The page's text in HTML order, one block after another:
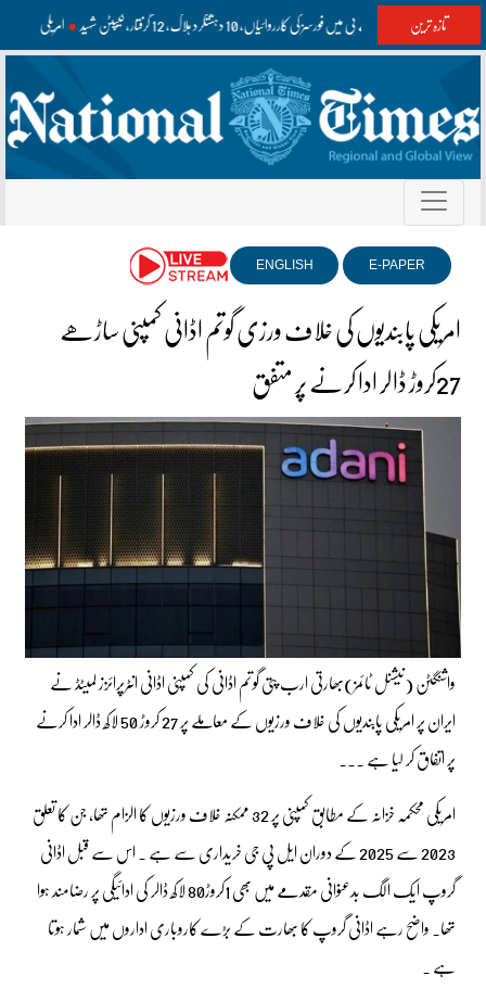
تازہ ترین بلوچستان اور کے پی میں فورسز کی کارروائیاں، 10 دہشتگرد ہلاک، 12 گرفتار، کیپٹن شہید امریکی
E-PAPER
ENGLISH
امریکی پابندیوں کی خلاف ورزی گوتم اڈانی کمپنی ساڑھے
27کروڑ ڈالر ادا کرنے پر متفق
واشنگٹن (نیشنل ٹائمز)بھارتی ارب پتی گوتم اڈانی کی کمپنی اڈانی انٹرپرائزز لمیٹڈ نے
ایران پر امریکی پابندیوں کی خلاف ورزیوں کے معاملے پر 27 کروڑ 50 لاکھ ڈالر ادا کرنے
پر اتفاق کر لیا ہے ۔۔۔
امریکی محکمہ خزانہ کے مطابق کمپنی پر 32 ممکنہ خلاف ورزیوں کا الزام تھا، جن کا تعلق
2023 سے 2025 کے دوران ایل پی جی خریداری سے ہے ۔ اس سے قبل اڈانی
گروپ ایک الگ بدعنوانی مقدمے میں بھی 1کروڑ80 لاکھ ڈالر کی ادائیگی پر رضامند ہوا
تھا۔ واضح رہے اڈانی گروپ کا بھارت کے بڑے کاروباری اداروں میں شمار ہوتا
ہے ۔